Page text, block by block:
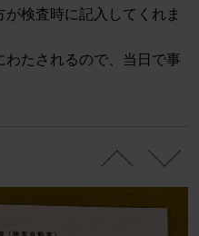
検査時に記入してくれま
わたされるので、当日で事